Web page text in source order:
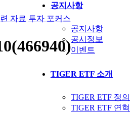
공지사항
공지사항
공시정보
이벤트
TIGER ETF 소개
TIGER ETF 정의
TIGER ETF 연혁
자료 투자 포커스